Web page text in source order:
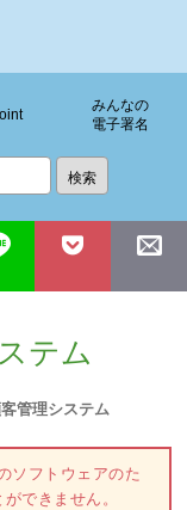
みんなの
電子署名
テム
管理システム
ソフトウェアのた
できません。